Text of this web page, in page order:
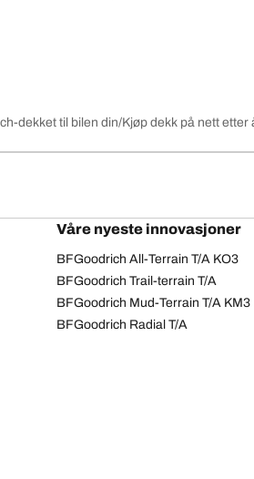
dekket til bilen din Kjøp dekk på nett etter
Våre nyeste innovasjoner
BFGoodrich All-Terrain T/A KO3
BFGoodrich Trail-terrain T/A
BFGoodrich Mud-Terrain T/A KM3
BFGoodrich Radial T/A